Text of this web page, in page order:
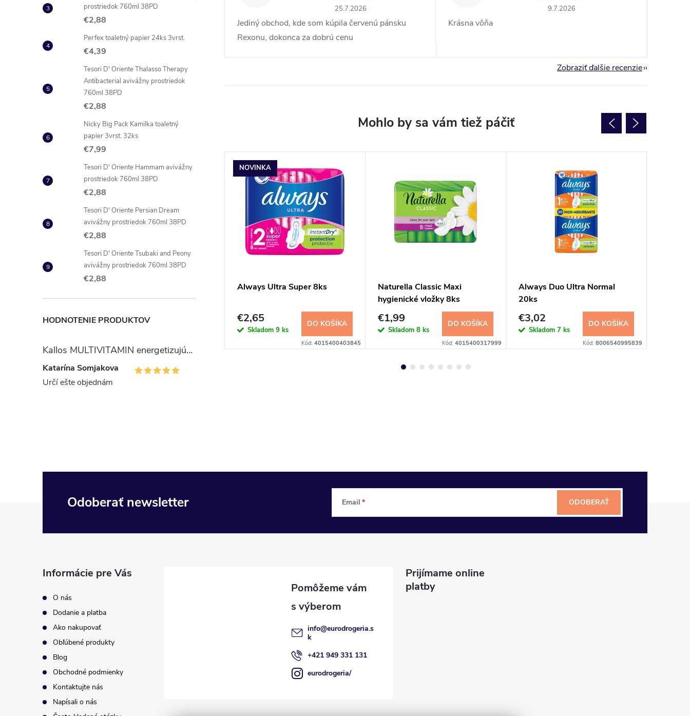
prostriedok 760ml 38PD
€2,88
Perfex toaletný papier 24ks 3vrst.
€4,39
Tesori D' Oriente Thalasso Therapy
Antibacterial avivážny prostriedok
760ml 38PD
€2,88
Nicky Big Pack Kamilka toaletný
papier 3vrst. 32ks
€7,99
Tesori D' Oriente Hammam avivážny
prostriedok 760ml 38PD
€2,88
Tesori D' Oriente Persian Dream
avivážny prostriedok 760ml 38PD
€2,88
Tesori D' Oriente Tsubaki and Peony
avivážny prostriedok 760ml 38PD
€2,88
HODNOTENIE PRODUKTOV
Kallos MULTIVITAMIN energetizujúci šampón na vlasy 1 l
Katarína Somjakova
Určí ešte objednám
DO KOŠÍKA
16ks
€4,01
NOVINKA
Always Ultra Super 8ks
€2,65
Skladom 9 ks
DO KOŠÍKA
Kód: 4015400403845
Naturella Classic Maxi
hygienické vložky 8ks
€1,99
Skladom 8 ks
DO KOŠÍKA
Kód: 4015400317999
Always Duo Ultra Normal
20ks
€3,02
Skladom 7 ks
DO KOŠÍKA
Kód: 8006540995839
25.7.2026
Jediný obchod, kde som kúpila červenú pánsku
Rexonu, dokonca za dobrú cenu
9.7.2026
Krásna vôňa
Zobraziť ďalšie recenzie
Odoberať newsletter Email ODOBERAŤ
Informácie pre Vás
O nás
Dodanie a platba
Ako nakupovať
Obľúbené produkty
Blog
Obchodné podmienky
Kontaktujte nás
Napísali o nás
info@eurodrogeria.s
k
+421 949 331 131
eurodrogeria/
Prijímame online
platby